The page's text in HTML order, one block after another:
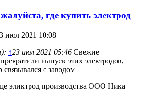
где купить электрод
июл 2021 10:08
↑23 июл 2021 05:46 Свежие
выпуск этих электродов,
с заводом
эликтрод производства ООО Ника